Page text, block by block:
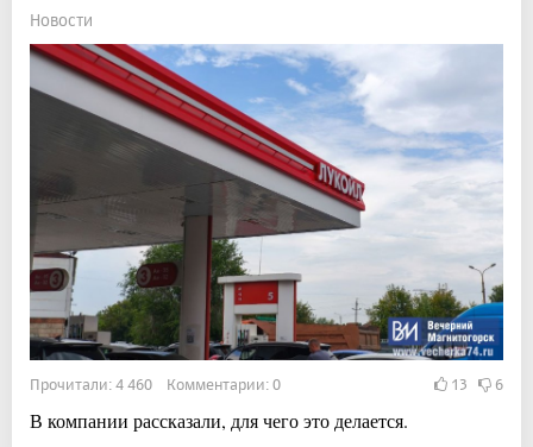
Новости
Прочитали: 4 460 Комментарии: 0 13 6
В компании рассказали, для чего это делается.